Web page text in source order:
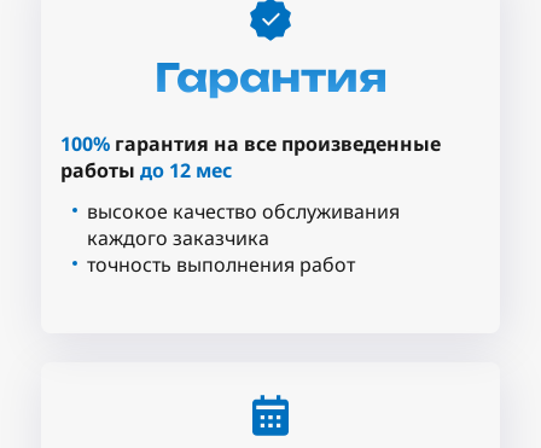
Гарантия
100% гарантия на все произведенные
работы до 12 мес
высокое качество обслуживания
каждого заказчика
точность выполнения работ